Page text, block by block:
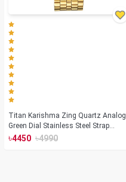
Titan Karishma Zing Quartz Analog
Green Dial Stainless Steel Strap
Watch For Men (1648YM06)
৳4450 ৳4990